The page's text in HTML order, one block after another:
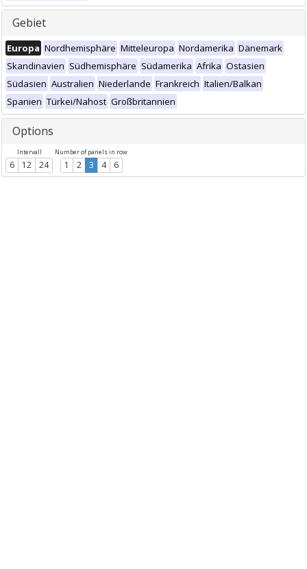
Gebiet
Europa Nordhemisphäre Mitteleuropa Nordamerika Dänemark
Skandinavien Südhemisphäre Südamerika Afrika Ostasien
Südasien Australien Niederlande Frankreich Italien/Balkan
Spanien Türkei/Nahost Großbritannien
Options
Intervall
6 12 24
Number of panels in row
1 2 3 4 6